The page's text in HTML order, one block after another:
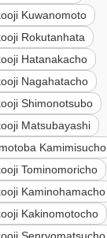
Kuwanomoto
Rokutanhata
Hatanakacho
Nagahatacho
Shimonotsubo
Matsubayashi
Kamimisucho
Tominomoricho
Kaminohamacho
Kakinomotocho
Senryomatsucho